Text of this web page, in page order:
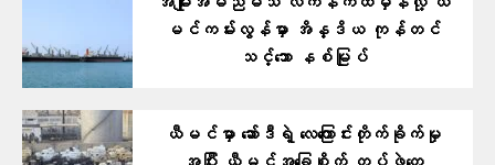
မင်ကမ်းလွန်မှာ အိန္ဒိယ ကုန်တင်
သင်္ဘော နစ်မြုပ်
ယီမင်မှာ ဆော်ဒီရဲ့ လေကြောင်းတိုက်ခိုက်မှု